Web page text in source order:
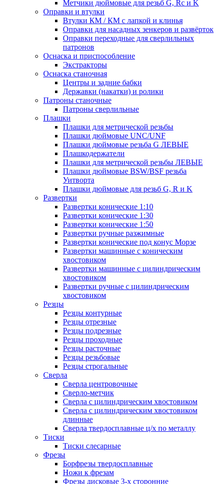
Метчики дюймовые для резьб G, Rc и K
Оправки и втулки
Втулки КМ / КМ с лапкой и клинья
Оправки для насадных зенкеров и развёрток
Оправки переходные для сверлильных
патронов
Оснаска и приспособление
Экстракторы
Оснаска станочная
Центры и задние бабки
Державки (накатки) и ролики
Патроны станочные
Патроны сверлильные
Плашки
Плашки для метрической резьбы
Плашки дюймовые UNC/UNF
Плашки дюймовые резьба G ЛЕВЫЕ
Плашкодержатели
Плашки для метрической резьбы ЛЕВЫЕ
Плашки дюймовые BSW/BSF резьба
Уитворта
Плашки дюймовые для резьб G, R и K
Развертки
Развертки конические 1:10
Развертки конические 1:30
Развертки конические 1:50
Развертки ручные разжимные
Развертки конические под конус Морзе
Развертки машинные с коническим
хвостовиком
Развертки машинные с цилиндрическим
хвостовиком
Развертки ручные с цилиндрическим
хвостовиком
Резцы
Резцы контурные
Резцы отрезные
Резцы подрезные
Резцы проходные
Резцы расточные
Резцы резьбовые
Резцы строгальные
Сверла
Сверла центровочные
Сверло-метчик
Сверла с цилиндрическим хвостовиком
Сверла с цилиндрическим хвостовиком
длинные
Сверла твердосплавные ц/х по металлу
Тиски
Тиски слесарные
Фрезы
Борфрезы твердосплавные
Ножи к фрезам
Фрезы дисковые 3-х сторонние